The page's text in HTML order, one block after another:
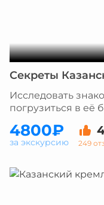
Секреты
Исследовать
погрузиться в её
4800₽
249
за экскурсию